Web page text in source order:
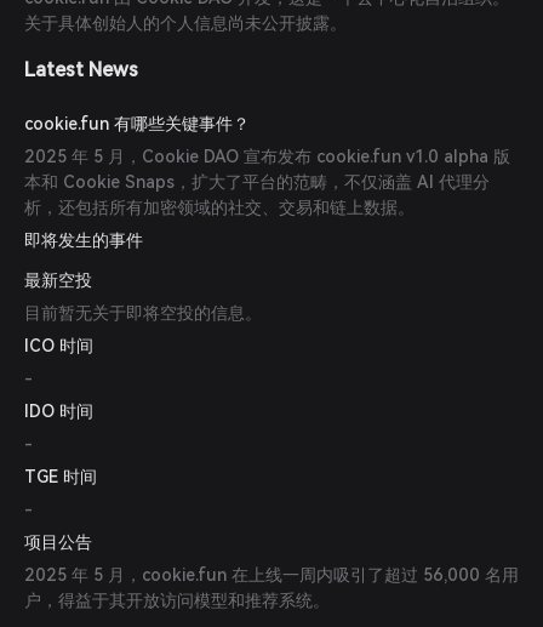
关于具体创始人的个人信息尚未公开披露。
Latest News
cookie.fun 有哪些关键事件？
2025 年 5 月，Cookie DAO 宣布发布 cookie.fun v1.0 alpha 版
本和 Cookie Snaps，扩大了平台的范畴，不仅涵盖 AI 代理分
析，还包括所有加密领域的社交、交易和链上数据。
即将发生的事件
最新空投
目前暂无关于即将空投的信息。
ICO 时间
-
IDO 时间
-
TGE 时间
-
项目公告
2025 年 5 月，cookie.fun 在上线一周内吸引了超过 56,000 名用
户，得益于其开放访问模型和推荐系统。